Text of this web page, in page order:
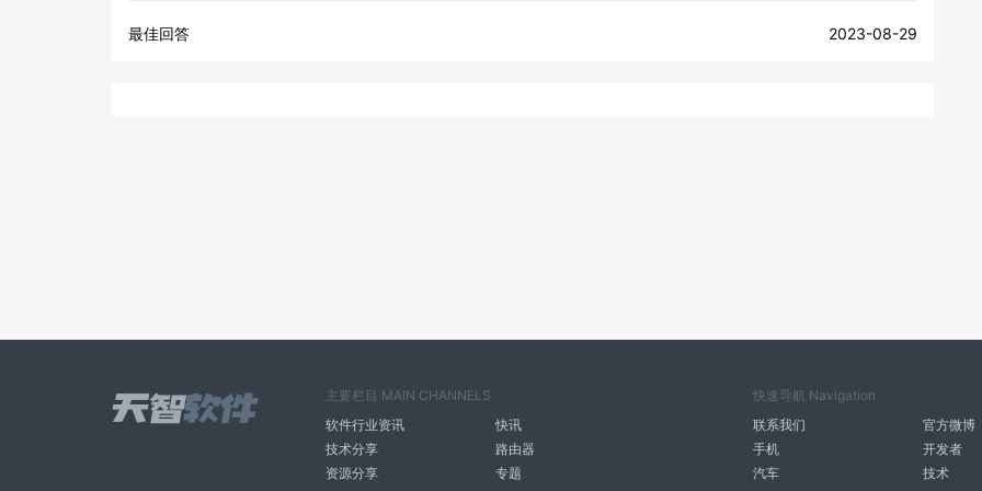
最佳回答 2023-08-29
主要栏目 MAIN CHANNELS
软件行业资讯
快讯
技术分享
路由器
资源分享
专题
快速导航 Navigation
联系我们
官方微博
手机
开发者
汽车
技术